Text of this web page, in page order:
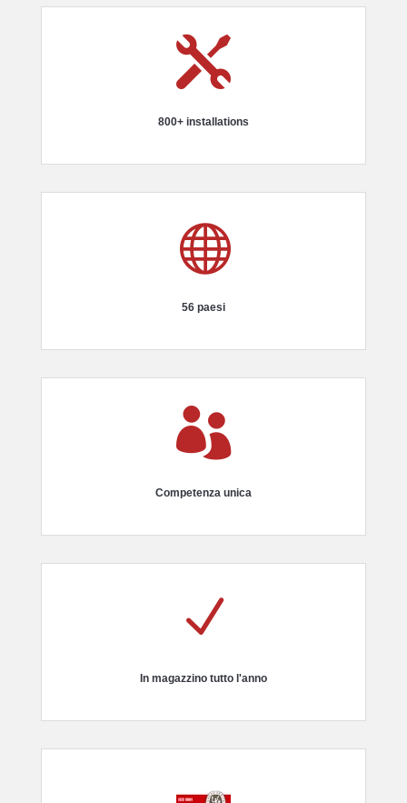

800+ installations

56 paesi

Competenza unica
N
In magazzino tutto l'anno